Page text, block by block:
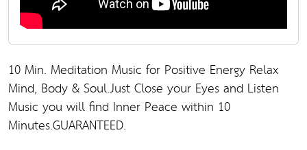
10 Min. Meditation Music for Positive Energy Relax
Mind, Body & Soul.Just Close your Eyes and Listen
Music you will find Inner Peace within 10
Minutes.GUARANTEED.